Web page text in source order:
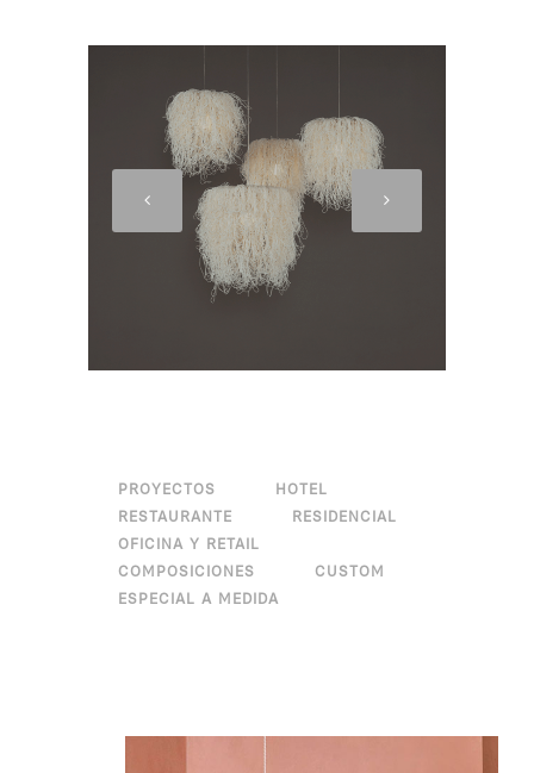
PROYECTOS
HOTEL
RESTAURANTE
RESIDENCIAL
OFICINA Y RETAIL
COMPOSICIONES
CUSTOM
ESPECIAL A MEDIDA